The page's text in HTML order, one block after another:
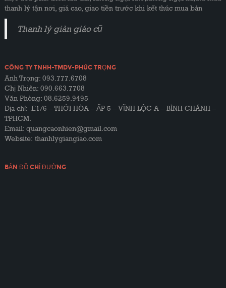
thanh lý tận nơi, giá cao, giao tiền trước khi kết thúc mua bán
Thanh lý giàn giáo cũ
CÔNG TY TNHH-TMDV-PHÚC TRỌNG
Anh Trọng: 093.777.6708
Chị Nhiên: 090.663.7708
Văn Phòng: 08.6259.9495
Địa chỉ: E1/6 – THỚI HÒA – ẤP 5 – VĨNH LỘC A – BÌNH CHÁNH –
TPHCM.
Email: quangcaonhien@gmail.com
Website: thanhlygiangiao.com
BẢN ĐỒ CHỈ ĐƯỜNG